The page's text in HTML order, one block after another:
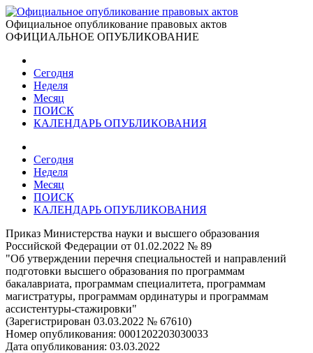
Официальное опубликование правовых актов
ОФИЦИАЛЬНОЕ ОПУБЛИКОВАНИЕ
Сегодня
Неделя
Месяц
ПОИСК
КАЛЕНДАРЬ ОПУБЛИКОВАНИЯ
Сегодня
Неделя
Месяц
ПОИСК
КАЛЕНДАРЬ ОПУБЛИКОВАНИЯ
Приказ Министерства науки и высшего образования
Российской Федерации от 01.02.2022 № 89
"Об утверждении перечня специальностей и направлений
подготовки высшего образования по программам
бакалавриата, программам специалитета, программам
магистратуры, программам ординатуры и программам
ассистентуры-стажировки"
(Зарегистрирован 03.03.2022 № 67610)
Номер опубликования: 0001202203030033
Дата опубликования: 03.03.2022